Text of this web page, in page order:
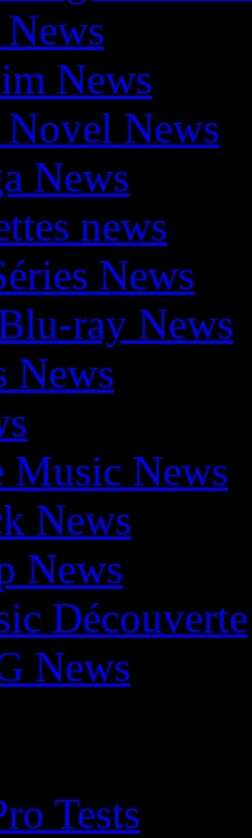
News
News
News
news
News
ray News
News
Music News
News
News
Découverte
News
Tests